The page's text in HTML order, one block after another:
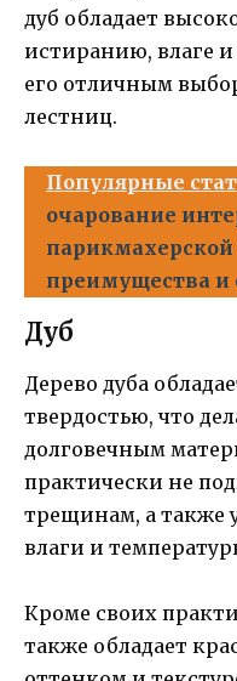
дуб обладает
истиранию, влаге
его отличным
лестниц.
Популярные
очарование
преимущества и
Дуб
Дерево дуба
твердостью, что
долговечным
практически не
трещинам, а также
влаги и
Кроме своих
также обладает